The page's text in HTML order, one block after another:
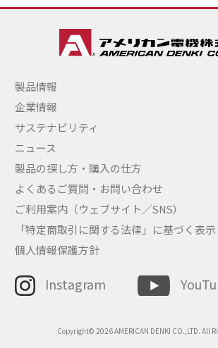
製品情報
企業情報
サステナビリティ
ニュース
製品の探し方・購入の仕方
よくあるご質問・お問い合わせ
ご利用案内（ウェブサイト／SNS）
「特定商取引に関する法律」に基づく表示
個人情報保護方針
Instagram
Copyright© 2026 AMERICAN DENKI CO.,LTD. All